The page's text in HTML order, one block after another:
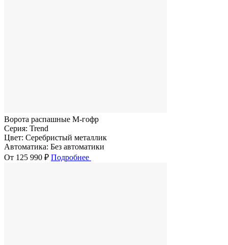
Ворота распашные M-гофр
Серия: Trend
Цвет: Серебристый металлик
Автоматика: Без автоматики
От 125 990 ₽ Подробнее